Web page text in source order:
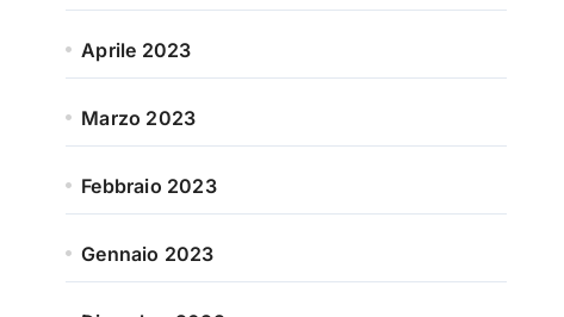
Aprile 2023
Marzo 2023
Febbraio 2023
Gennaio 2023